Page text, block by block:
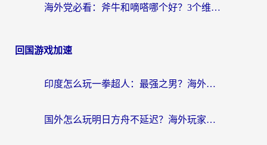
海外党必看：斧牛和嘀嗒哪个好？3个维度教你选对回国加速器
回国游戏加速
印度怎么玩一拳超人：最强之男？海外党国服游戏加速避坑指南
国外怎么玩明日方舟不延迟？海外玩家国服游戏加速终极指南（附DNF梦幻诛仙解决方案）